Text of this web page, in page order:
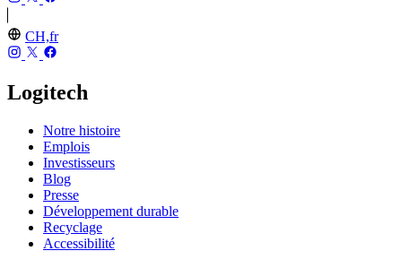
CH,fr
Logitech
Notre histoire
Emplois
Investisseurs
Blog
Presse
Développement durable
Recyclage
Accessibilité